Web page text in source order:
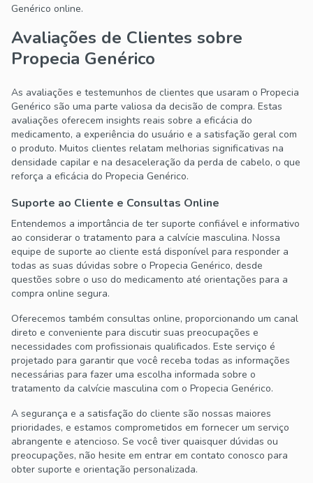
Genérico online.
Avaliações de Clientes sobre
Propecia Genérico
As avaliações e testemunhos de clientes que usaram o Propecia
Genérico são uma parte valiosa da decisão de compra. Estas
avaliações oferecem insights reais sobre a eficácia do
medicamento, a experiência do usuário e a satisfação geral com
o produto. Muitos clientes relatam melhorias significativas na
densidade capilar e na desaceleração da perda de cabelo, o que
reforça a eficácia do Propecia Genérico.
Suporte ao Cliente e Consultas Online
Entendemos a importância de ter suporte confiável e informativo
ao considerar o tratamento para a calvície masculina. Nossa
equipe de suporte ao cliente está disponível para responder a
todas as suas dúvidas sobre o Propecia Genérico, desde
questões sobre o uso do medicamento até orientações para a
compra online segura.
Oferecemos também consultas online, proporcionando um canal
direto e conveniente para discutir suas preocupações e
necessidades com profissionais qualificados. Este serviço é
projetado para garantir que você receba todas as informações
necessárias para fazer uma escolha informada sobre o
tratamento da calvície masculina com o Propecia Genérico.
A segurança e a satisfação do cliente são nossas maiores
prioridades, e estamos comprometidos em fornecer um serviço
abrangente e atencioso. Se você tiver quaisquer dúvidas ou
preocupações, não hesite em entrar em contato conosco para
obter suporte e orientação personalizada.